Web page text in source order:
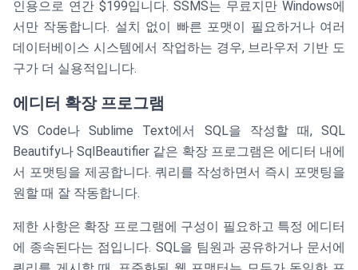
인용으로 연간 $199입니다. SSMS는 무료지만 Windows에
서만 작동합니다. 설치 없이 빠른 포맷이 필요하거나 여러
데이터베이스 시스템에서 작업하는 경우, 브라우저 기반 도
구가 더 실용적입니다.
에디터 확장 프로그램
VS Code나 Sublime Text에서 SQL을 작성할 때, SQL
Beautify나 SqlBeautifier 같은 확장 프로그램은 에디터 내에
서 포맷팅을 제공합니다. 쿼리를 작성하면서 즉시 포맷팅을
원할 때 잘 작동합니다.
제한 사항은 확장 프로그램에 구성이 필요하고 특정 에디터
에 종속된다는 점입니다. SQL을 팀원과 공유하거나 문서에